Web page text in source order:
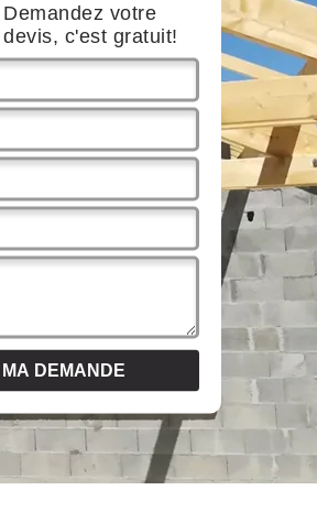
Demandez votre
devis, c'est gratuit!